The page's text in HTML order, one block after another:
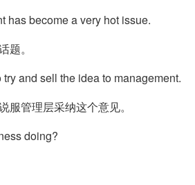
has become a very hot issue.
题。
and sell the idea to management.
服管理层采纳这个意见。
doing?